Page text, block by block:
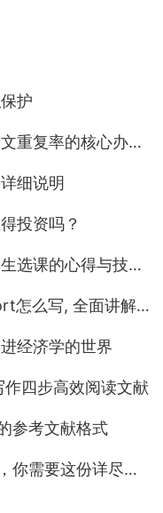
护
核心办法是paraphrase
细说明
投资吗？
的心得与技巧分享
, 全面讲解写作格式!
经济学的世界
四步高效阅读文献
参考文献格式
需要这份详尽指南